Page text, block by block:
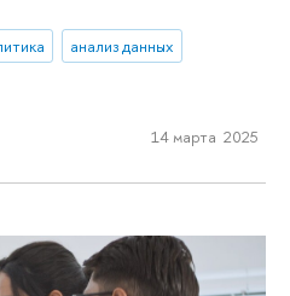
анализ данных
14 марта 2025